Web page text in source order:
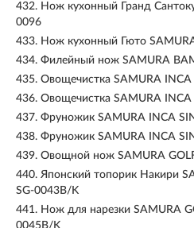
432. Нож кухонный Гранд
0096
433. Нож кухонный Гюто
434. Филейный нож SAMURA
435. Овощечистка SAMURA INCA
436. Овощечистка SAMURA INCA
437. Фруножик SAMURA INCA
438. Фруножик SAMURA INCA
439. Овощной нож SAMURA
440. Японский топорик Накири
SG-0043B/K
441. Нож для нарезки SAMURA
0045B/K